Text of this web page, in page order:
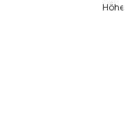
Höhe: